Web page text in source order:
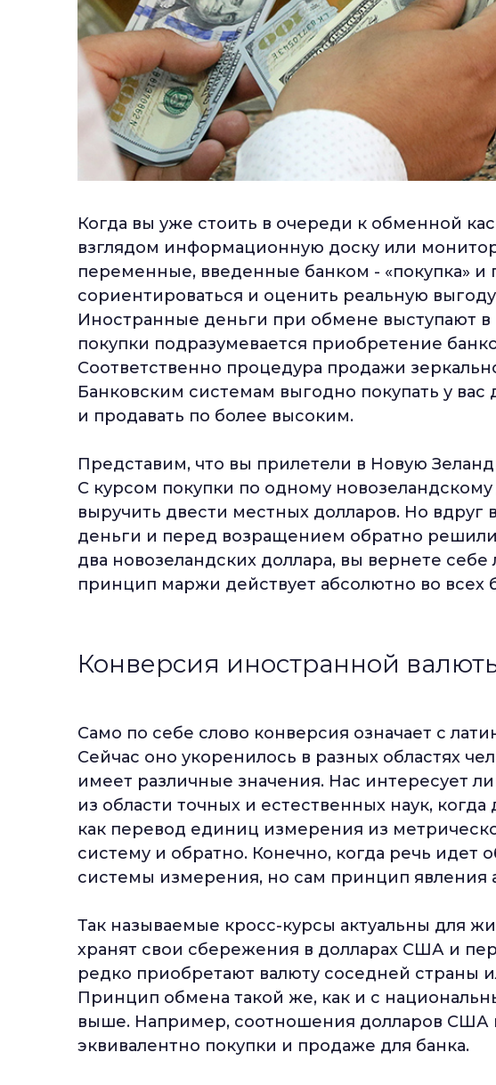
Когда вы уже стоить в очереди к обменной
взглядом информационную доску или
переменные, введенные банком - «покупка» и
сориентироваться и оценить реальную
Иностранные деньги при обмене выступают в
покупки подразумевается приобретение
Соответственно процедура продажи
Банковским системам выгодно покупать у
и продавать по более высоким.
Представим, что вы прилетели в Новую
С курсом покупки по одному
выручить двести местных долларов. Но вдруг
деньги и перед возращением обратно решили
два новозеландских доллара, вы вернете
принцип маржи действует абсолютно во всех
Конверсия иностранной
Само по себе слово конверсия означает с
Сейчас оно укоренилось в разных областях
имеет различные значения. Нас интересует
из области точных и естественных наук,
как перевод единиц измерения из
систему и обратно. Конечно, когда речь
системы измерения, но сам принцип явления
Так называемые кросс-курсы актуальны для
хранят свои сбережения в долларах США и
редко приобретают валюту соседней страны
Принцип обмена такой же, как и с
выше. Например, соотношения долларов США
эквивалентно покупки и продаже для банка.